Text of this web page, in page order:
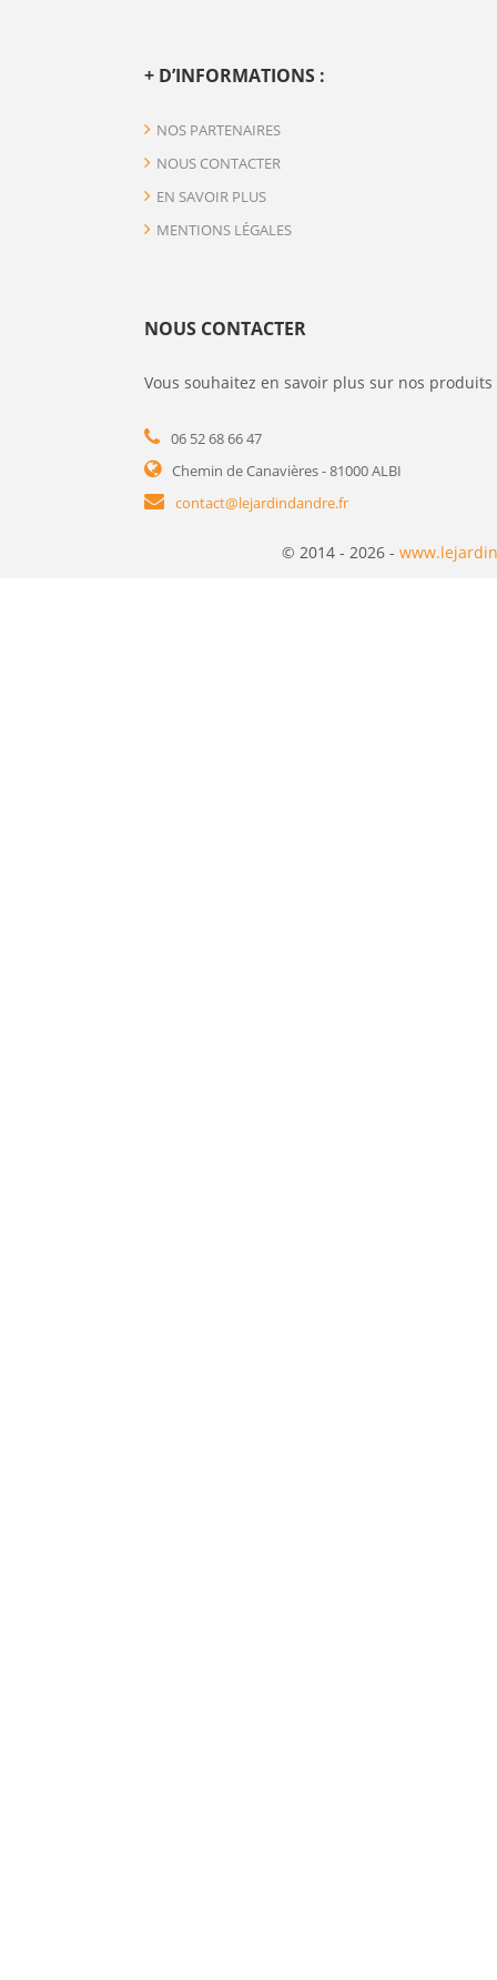
+ D’INFORMATIONS :
NOS PARTENAIRES
NOUS CONTACTER
EN SAVOIR PLUS
MENTIONS LÉGALES
NOUS CONTACTER
Vous souhaitez en savoir plus sur nos
06 52 68 66 47
Chemin de Canavières - 81000 ALBI
contact@lejardindandre.fr
© 2014 - 2026 -